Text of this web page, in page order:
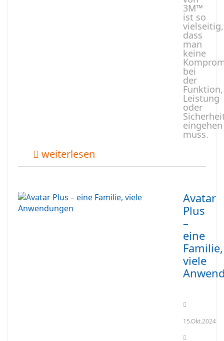
3M™
ist so
vielseitig,
dass
man
keine
bei
der
Funktion,
Leistung
oder
eingehen
muss.
weiterlesen
Avatar
Plus
–
eine
Familie,
viele
15.Okt.2024